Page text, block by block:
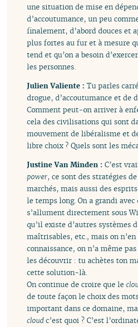
une situation de mise en
d’accoutumance, un peu
finalement, d’abord douces et
plus fortes au fur et à mesure
tend et qu’on a besoin
les personnes.
Julien Valiente :Tu parles
drogue, d’accoutumance et de
Comment peut-on arriver à
cela des civilisations qui sont
mouvement de libéralisme et
libre choix ? Quels sont les
Justine Van Minden :C’est
power, ce sont des stratégies
marchés, mais aussi des
le temps long. On a grandi avec
s’allument directement sous
qu’il existe d’autres systèmes
maîtrisables, etc., mais on
connaissance, on n’a même
les découvrir : tu achètes ton
cette solution-là.
On continue de croire que le
de toute façon le choix des
important dans ce domaine,
cloud c’est quoi ? C’est